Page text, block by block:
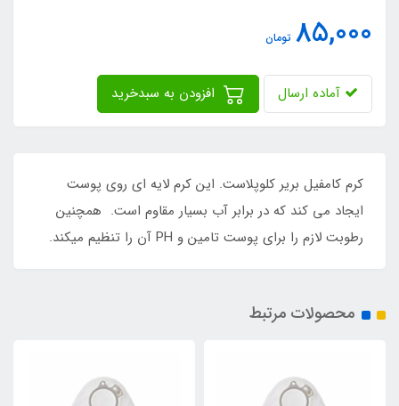
85,000 تومان
آماده ارسال
کرم کامفیل بریر کلوپلاست. این کرم لایه ای روی پوست
ایجاد می کند که در برابر آب بسیار مقاوم است. همچنین
رطوبت لازم را برای پوست تامین و PH آن را تنظیم می‏کند.
محصولات مرتبط